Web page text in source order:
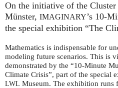
On the initiative of the
Münster, IMAGINARY’s 10-
the special exhibition “The
Mathematics is indispensable for
modeling future scenarios. This is
demonstrated by the “10-Minute
Climate Crisis”, part of the special
LWL Museum. The exhibition runs